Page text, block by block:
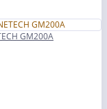
GM200A